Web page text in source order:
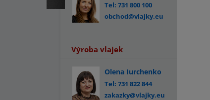
Tel: 731 800 100
obchod@vlajky.eu
Výroba vlajek
Olena Iurchenko
Tel: 731 822 844
zakazky@vlajky.eu